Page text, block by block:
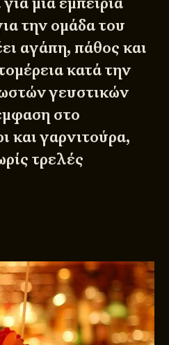
την ομάδα του
αγάπη, πάθος και
κατά την
γευστικών
στο
και γαρνιτούρα,
τρελές